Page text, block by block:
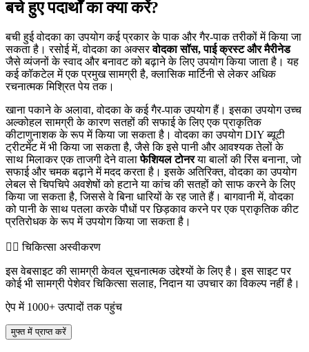
बचे हुए पदार्थों का क्या करें?
बची हुई वोदका का उपयोग कई प्रकार के पाक और गैर-पाक तरीकों में किया जा
सकता है। रसोई में, वोदका का अक्सरवोदका सॉस, पाई क्रस्ट और मैरीनेड
जैसे व्यंजनों के स्वाद और बनावट को बढ़ाने के लिए उपयोग किया जाता है। यह
कई कॉकटेल में एक प्रमुख सामग्री है, क्लासिक मार्टिनी से लेकर अधिक
रचनात्मक मिश्रित पेय तक।
खाना पकाने के अलावा, वोदका के कई गैर-पाक उपयोग हैं। इसका उपयोग उच्च
अल्कोहल सामग्री के कारण सतहों की सफाई के लिए एक प्राकृतिक
कीटाणुनाशक के रूप में किया जा सकता है। वोदका का उपयोग DIY ब्यूटी
ट्रीटमेंट में भी किया जा सकता है, जैसे कि इसे पानी और आवश्यक तेलों के
साथ मिलाकर एक ताजगी देने वालाफेशियल टोनरया बालों की रिंस बनाना, जो
सफाई और चमक बढ़ाने में मदद करता है। इसके अतिरिक्त, वोदका का उपयोग
लेबल से चिपचिपे अवशेषों को हटाने या कांच की सतहों को साफ करने के लिए
किया जा सकता है, जिससे वे बिना धारियों के रह जाते हैं। बागवानी में, वोदका
को पानी के साथ पतला करके पौधों पर छिड़काव करने पर एक प्राकृतिक कीट
प्रतिरोधक के रूप में उपयोग किया जा सकता है।
👨‍⚕️️ चिकित्सा अस्वीकरण
इस वेबसाइट की सामग्री केवल सूचनात्मक उद्देश्यों के लिए है। इस साइट पर
कोई भी सामग्री पेशेवर चिकित्सा सलाह, निदान या उपचार का विकल्प नहीं है।
ऐप में 1000+ उत्पादों तक पहुंच
मुफ्त में प्राप्त करें